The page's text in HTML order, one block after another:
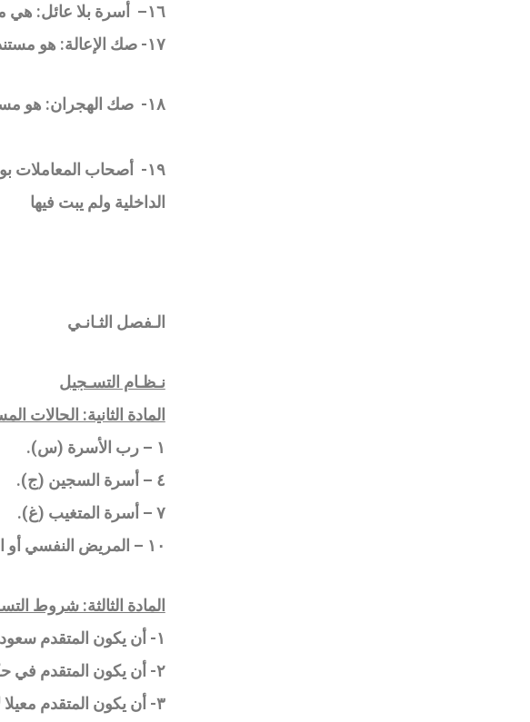
١٦– أسرة بلا عائل: هي
١٧- صك الإعالة: هو مستند رسمي صادر من المحكمة المختصة يثبت إعالة المعيل لمن يعولهم.
١٨- صك الهجران: هو
١٩-
أصحاب المعاملات
الداخلية ولم يبت فيها
الـفصل الثـانـي
نـظـام التسـجيل
المادة الثانية: الحالات
١ – رب الأسرة (س). ٢- أسرة بلا عائل (ل). ٣-
٤ – أسرة السجين (ج). ٥- المطلقة (ط). ٦-
٧ – أسرة المتغيب (غ). ٨- المعاق (ق). ٩- زوجة
١٠ – المريض النفسي
المادة الثالثة: شروط
١- أن يكون المتقدم سعوديا
٢- أن يكون المتقدم في حكم السعودي (النازح أو لديه معاملة بوزارة الداخلية لم يبت فيها)
٣- أن يكون المتقدم معيلا لأسرة